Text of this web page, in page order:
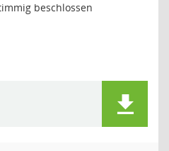
beschlossen